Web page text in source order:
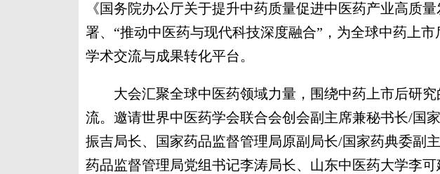
《国务院办公厅关于提升中药质量促进中医药产业高质
署、“推动中医药与现代科技深度融合”，为全球中药上
学术交流与成果转化平台。
大会汇聚全球中医药领域力量，围绕中药上市后研究
流。邀请世界中医药学会联合会创会副主席兼秘书长/国
振吉局长、国家药品监督管理局原副局长/国家药典委副
药品监督管理局党组书记李涛局长、山东中医药大学李